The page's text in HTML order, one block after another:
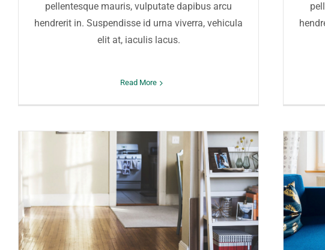
pellentesque mauris, vulputate dapibus arcu
hendrerit in. Suspendisse id urna viverra, vehicula
elit at, iaculis lacus.
Read More